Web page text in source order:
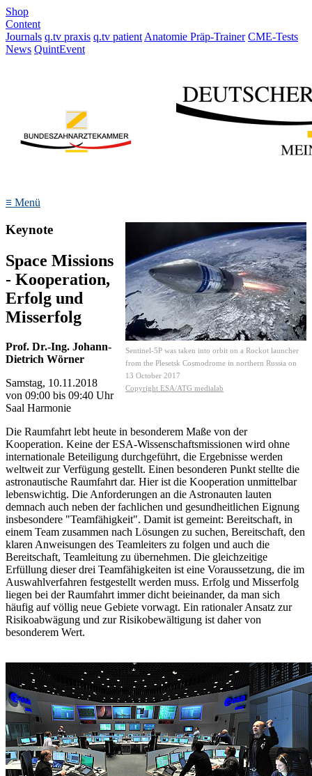
Shop
Content
Journals q.tv praxis q.tv patient Anatomie Präp-Trainer CME-Tests
News QuintEvent
≡ Menü
Sentinel-5P was taken into orbit on a Rockot launcher
from the Plesetsk Cosmodrome in northern Russia on
13 October 2017
Copyright ESA/ATG medialab
Keynote
Space Missions
- Kooperation,
Erfolg und
Misserfolg
Prof. Dr.-Ing. Johann-
Dietrich Wörner
Samstag, 10.11.2018
von 09:00 bis 09:40 Uhr
Saal Harmonie
Die Raumfahrt lebt heute in besonderem Maße von der
Kooperation. Keine der ESA-Wissenschaftsmissionen wird ohne
internationale Beteiligung durchgeführt, die Ergebnisse werden
weltweit zur Verfügung gestellt. Einen besonderen Punkt stellte die
astronautische Raumfahrt dar. Hier ist die Kooperation unmittelbar
lebenswichtig. Die Anforderungen an die Astronauten lauten
demnach auch neben der fachlichen und gesundheitlichen Eignung
insbesondere "Teamfähigkeit". Damit ist gemeint: Bereitschaft, in
einem Team zusammen nach Lösungen zu suchen, Bereitschaft, den
klaren Anweisungen des Teamleiters zu folgen und auch die
Bereitschaft, Teamleitung zu übernehmen. Die gleichzeitige
Erfüllung dieser drei Teamfähigkeiten ist eine Voraussetzung, die im
Auswahlverfahren festgestellt werden muss. Erfolg und Misserfolg
liegen bei der Raumfahrt immer dicht beieinander, da man sich
häufig auf völlig neue Gebiete vorwagt. Ein rationaler Ansatz zur
Risikoabwägung und zur Risikobewältigung ist daher von
besonderem Wert.